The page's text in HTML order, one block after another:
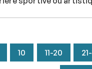
10 11-20